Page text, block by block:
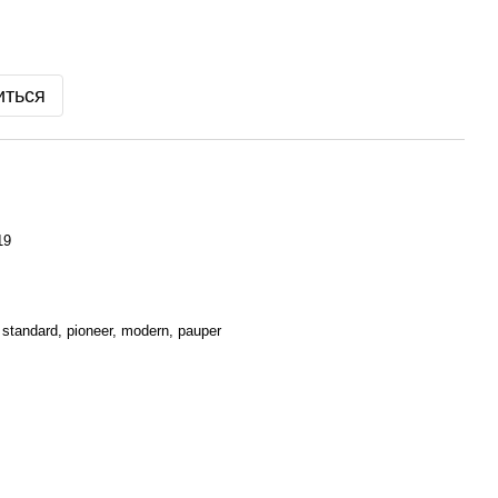
pioneer, modern, pauper